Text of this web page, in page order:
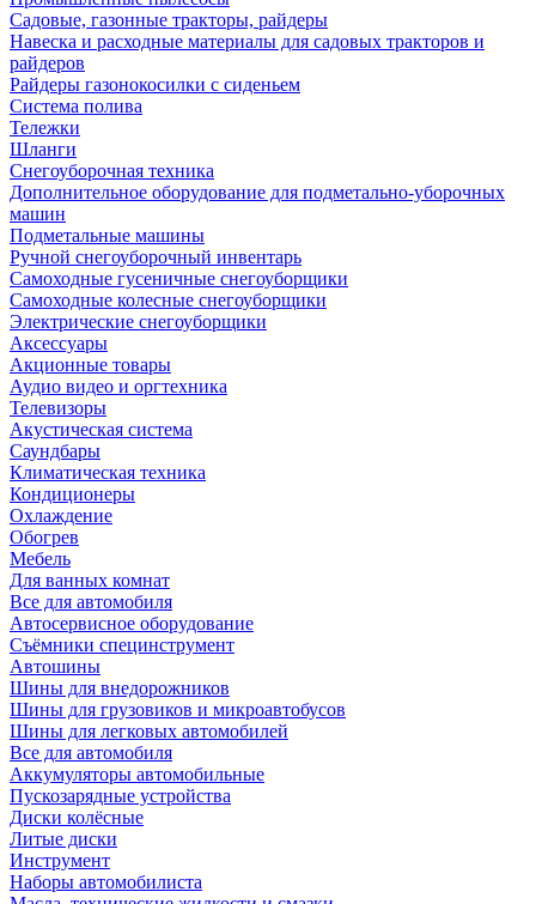
Садовые, газонные тракторы, райдеры
Навеска и расходные материалы для садовых тракторов и
райдеров
Райдеры газонокосилки с сиденьем
Система полива
Тележки
Шланги
Снегоуборочная техника
Дополнительное оборудование для подметально-уборочных
машин
Подметальные машины
Ручной снегоуборочный инвентарь
Самоходные гусеничные снегоуборщики
Самоходные колесные снегоуборщики
Электрические снегоуборщики
Аксессуары
Акционные товары
Аудио видео и оргтехника
Телевизоры
Акустическая система
Саундбары
Климатическая техника
Кондиционеры
Охлаждение
Обогрев
Мебель
Для ванных комнат
Все для автомобиля
Автосервисное оборудование
Съёмники специнструмент
Автошины
Шины для внедорожников
Шины для грузовиков и микроавтобусов
Шины для легковых автомобилей
Все для автомобиля
Аккумуляторы автомобильные
Пускозарядные устройства
Диски колёсные
Литые диски
Инструмент
Наборы автомобилиста